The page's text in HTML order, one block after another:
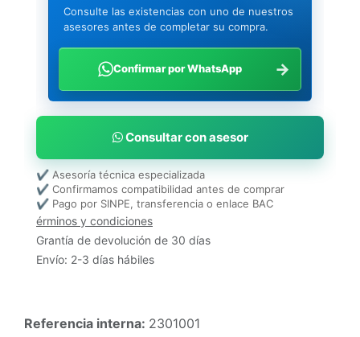
Consulte las existencias con uno de nuestros
asesores antes de completar su compra.
Confirmar por WhatsApp →
Consultar con asesor
✔ Asesoría técnica especializada
✔ Confirmamos compatibilidad antes de comprar
✔ Pago por SINPE, transferencia o enlace BAC
érminos y condiciones
Grantía de devolución de 30 días
Envío: 2-3 días hábiles
Referencia interna: 2301001